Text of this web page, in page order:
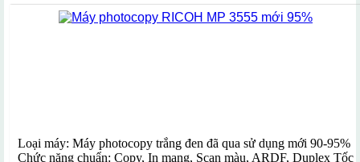
Loại máy: Máy photocopy trắng đen đã qua sử dụng mới 90-95%
Chức năng chuẩn: Copy, In mạng, Scan màu, ARDF, Duplex Tốc